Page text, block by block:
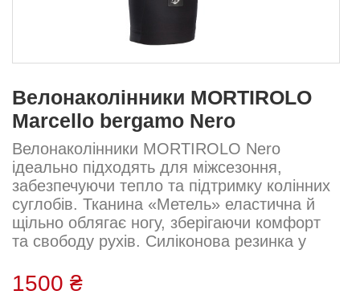
Велонаколінники MORTIROLO
Marcello bergamo Nero
Велонаколінники MORTIROLO Nero
ідеально підходять для міжсезоння,
забезпечуючи тепло та підтримку колінних
суглобів. Тканина «Метель» еластична й
щільно облягає ногу, зберігаючи комфорт
та свободу рухів. Силіконова резинка у
надійну посадку без сповзання. Ідеальні
для осені, весни чи прохолодного ранку.
1500 ₴